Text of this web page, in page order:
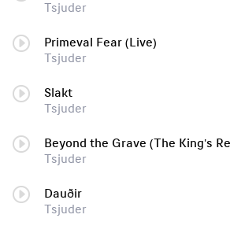
Tsjuder
Primeval Fear (Live)
Tsjuder
Slakt
Tsjuder
Beyond the Grave (The King's
Tsjuder
Dauðir
Tsjuder